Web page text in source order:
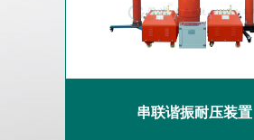
串联谐振耐压装置